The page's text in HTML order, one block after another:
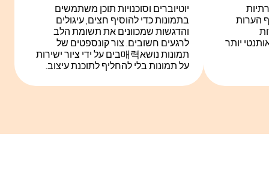
יוטיוברים וסוכנויות תוכן משתמשים
בתמונות כדי להוסיף חצים, עיגולים
והדגשות שמכוונים את תשומת הלב
לרגעים חשובים. צור קונספטים של
תמונות נושא매력בים על ידי ציור ישירות
על תמונות בלי להחליף לתוכנת עיצוב.
הערות
יותר